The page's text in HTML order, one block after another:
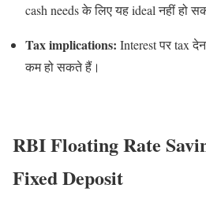
cash needs के लिए यह ideal नहीं हो
Tax implications: Interest पर tax
कम हो सकते हैं।
RBI Floating Rate
Fixed Deposit